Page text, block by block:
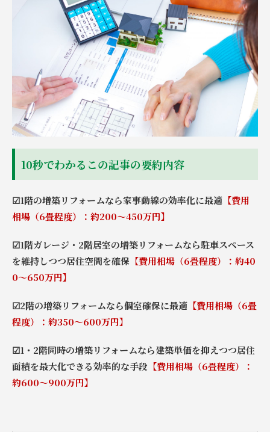
10秒でわかるこの記事の要約内容
☑1階の増築リフォームなら家事動線の効率化に最適 【費用
相場（6畳程度）：約200～450万円】
☑1階ガレージ・2階居室の増築リフォームなら駐車スペース
を維持しつつ居住空間を確保 【費用相場（6畳程度）：約40
0～650万円】
☑2階の増築リフォームなら個室確保に最適 【費用相場（6畳
程度）：約350～600万円】
☑1・2階同時の増築リフォームなら建築単価を抑えつつ居住
面積を最大化できる効率的な手段 【費用相場（6畳程度）：
約600～900万円】